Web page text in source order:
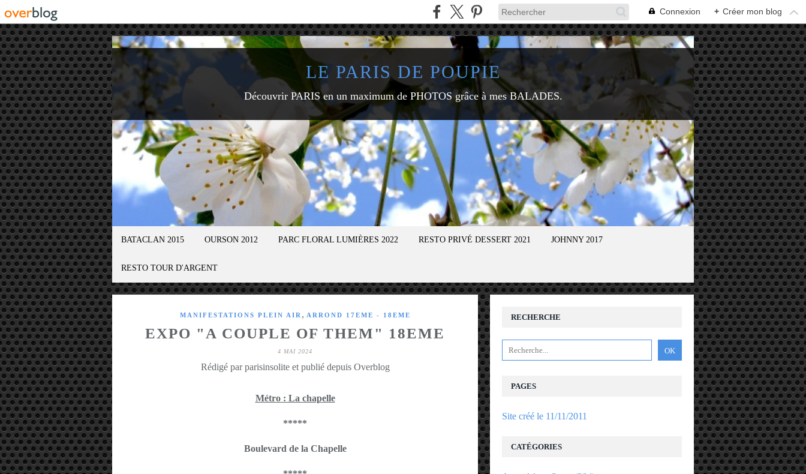
Connexion + Créer mon blog
LE PARIS DE POUPIE
Découvrir PARIS en un maximum de PHOTOS grâce à mes BALADES.
BATACLAN 2015 OURSON 2012 PARC FLORAL LUMIÈRES 2022 RESTO PRIVÉ DESSERT 2021 JOHNNY 2017
RESTO TOUR D'ARGENT
MANIFESTATIONS PLEIN AIR , ARROND 17EME - 18EME
EXPO "A COUPLE OF THEM" 18EME
4 MAI 2024
Rédigé par parisinsolite et publié depuis Overblog
Métro : La chapelle
*****
Boulevard de la Chapelle
RECHERCHE
PAGES
Site créé le 11/11/2011
CATÉGORIES